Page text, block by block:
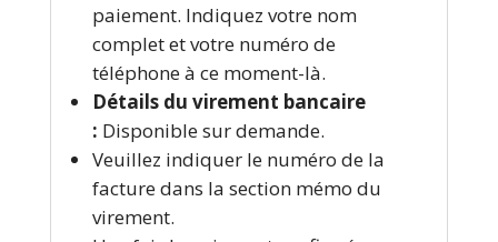
paiement. Indiquez votre nom
complet et votre numéro de
téléphone à ce moment-là.
Détails du virement bancaire
: Disponible sur demande.
Veuillez indiquer le numéro de la
facture dans la section mémo du
virement.